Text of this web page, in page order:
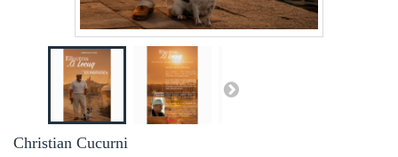
Christian Cucurni